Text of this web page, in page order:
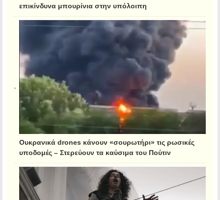
επικίνδυνα μπουρίνια στην υπόλοιπη
Ουκρανικά drones κάνουν «σουρωτήρι» τις ρωσικές
υποδομές – Στερεύουν τα καύσιμα του Πούτιν